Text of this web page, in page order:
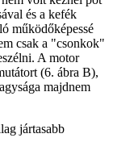
és a kefék
működőképessé
csak a "csonkok"
A motor
(6. ábra B),
majdnem
jártasabb